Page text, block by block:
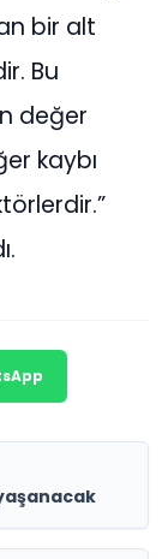
bir alt
Bu
değer
kaybı